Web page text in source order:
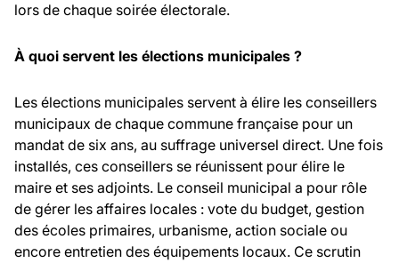
lors de chaque soirée électorale.
À quoi servent les élections municipales ?
Les élections municipales servent à élire les conseillers
municipaux de chaque commune française pour un
mandat de six ans, au suffrage universel direct. Une fois
installés, ces conseillers se réunissent pour élire le
maire et ses adjoints. Le conseil municipal a pour rôle
de gérer les affaires locales : vote du budget, gestion
des écoles primaires, urbanisme, action sociale ou
encore entretien des équipements locaux. Ce scrutin